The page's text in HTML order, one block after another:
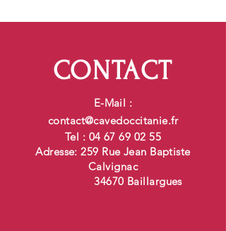
CONTACT
E-Mail :
contact@cavedoccitanie.fr
Tel : 04 67 69 02 55
Adresse: 259 Rue Jean Baptiste
Calvignac
34670 Baillargues